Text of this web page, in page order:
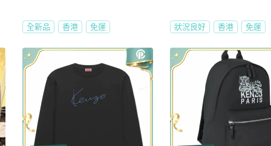
全新品 香港 免運 狀況良好 香港 免運